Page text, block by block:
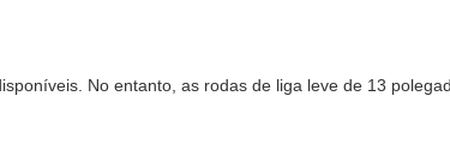
No entanto, as rodas de liga leve de 13